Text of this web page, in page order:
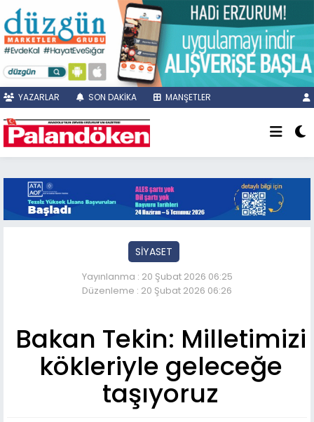
YAZARLAR SON DAKİKA MANŞETLER
SİYASET
Yayınlanma : 20 Şubat 2026 06:25
Düzenleme : 20 Şubat 2026 06:26
Bakan Tekin: Milletimizi
kökleriyle geleceğe
taşıyoruz